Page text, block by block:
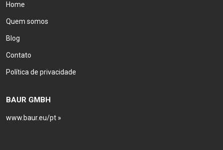
Home
Quem somos
Blog
Contato
Política de privacidade
BAUR GMBH
www.baur.eu/pt »